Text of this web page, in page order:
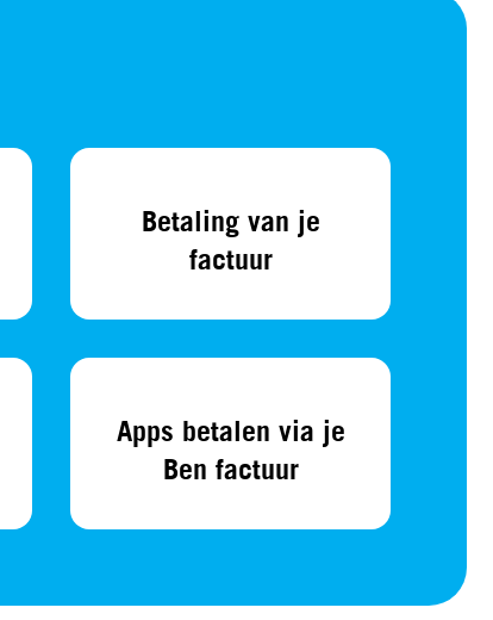
Betaling van je
factuur
Apps betalen via je
Ben factuur